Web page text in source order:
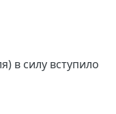
в силу вступило